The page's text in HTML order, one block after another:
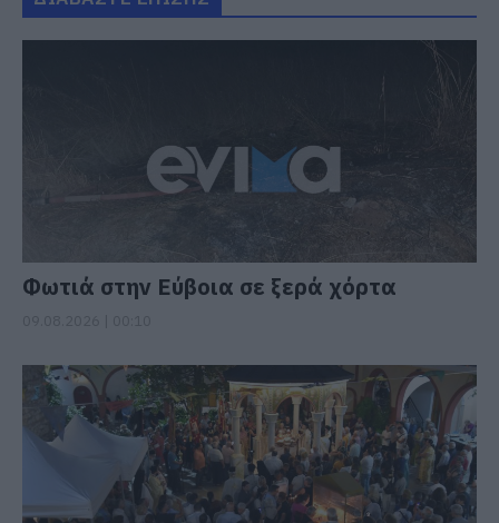
Φωτιά στην Εύβοια σε ξερά χόρτα